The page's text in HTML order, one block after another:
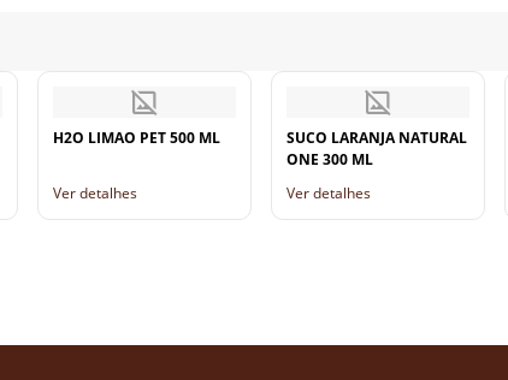
H2O LIMAO PET 500 ML
Ver detalhes
SUCO LARANJA NATURAL
ONE 300 ML
Ver detalhes